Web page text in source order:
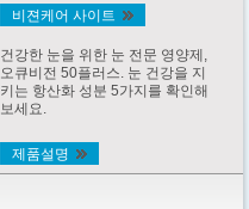
비젼케어 사이트
건강한 눈을 위한 눈 전문 영양제,
오큐비전 50플러스. 눈 건강을 지
키는 항산화 성분 5가지를 확인해
보세요.
제품설명